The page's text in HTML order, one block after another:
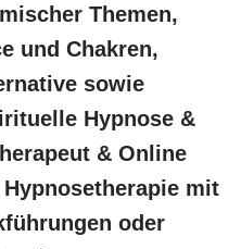
Themen,
und Chakren,
sowie
Hypnose &
& Online
mit
oder